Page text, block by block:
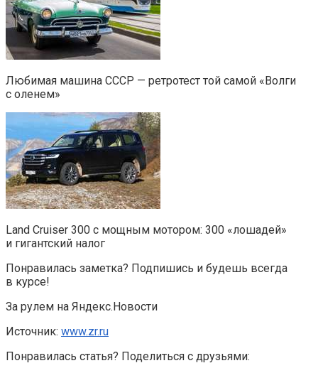
Любимая машина СССР — ретротест той самой «Волги
с оленем»
Land Cruiser 300 с мощным мотором: 300 «лошадей»
и гигантский налог
Понравилась заметка? Подпишись и будешь всегда
в курсе!
За рулем на Яндекс.Новости
Источник: www.zr.ru
Понравилась статья? Поделиться с друзьями: